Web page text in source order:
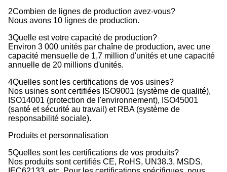
2Combien de lignes de production avez-vous?
Nous avons 10 lignes de production.
3Quelle est votre capacité de production?
Environ 3 000 unités par chaîne de production, avec une
capacité mensuelle de 1,7 million d'unités et une capacité
annuelle de 20 millions d'unités.
4Quelles sont les certifications de vos usines?
Nos usines sont certifiées ISO9001 (système de qualité),
ISO14001 (protection de l'environnement), ISO45001
(santé et sécurité au travail) et RBA (système de
responsabilité sociale).
Produits et personnalisation
5Quelles sont les certifications de vos produits?
Nos produits sont certifiés CE, RoHS, UN38.3, MSDS,